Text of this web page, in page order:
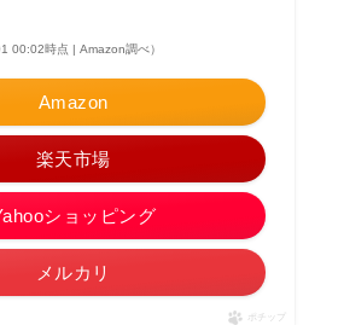
00:02時点 | Amazon調べ）
Amazon
楽天市場
ショッピング
メルカリ
ポチップ